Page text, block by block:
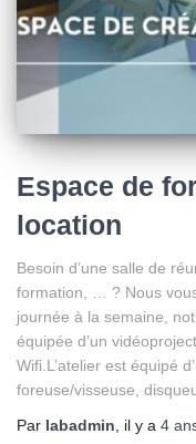
Espace de
location
Besoin d’une salle de
formation, … ? Nous
journée à la semaine,
équipée d’un
Wifi.L’atelier est équipé
foreuse/visseuse,
Par labadmin , il y a 4